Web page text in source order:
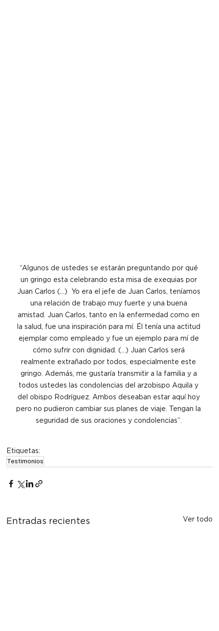
“Algunos de ustedes se estarán preguntando por qué
un gringo esta celebrando esta misa de exequias por
Juan Carlos (…)  Yo era el jefe de Juan Carlos, teníamos
una relación de trabajo muy fuerte y una buena
amistad. Juan Carlos, tanto en la enfermedad como en
la salud, fue una inspiración para mí. Él tenía una actitud
ejemplar como empleado y fue un ejemplo para mí de
cómo sufrir con dignidad. (…) Juan Carlos será
realmente extrañado por todos, especialmente este
gringo. Además, me gustaría transmitir a la familia y a
todos ustedes las condolencias del arzobispo Aquila y
del obispo Rodríguez. Ambos deseaban estar aquí hoy
pero no pudieron cambiar sus planes de viaje. Tengan la
seguridad de sus oraciones y condolencias”.
Etiquetas:
Testimonios
Entradas recientes Ver todo